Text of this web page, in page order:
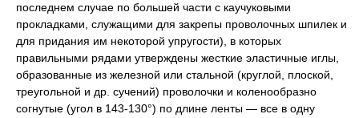
последнем случае по большей части с каучуковыми
прокладками, служащими для закрепы проволочных шпилек и
для придания им некоторой упругости), в которых
правильными рядами утверждены жесткие эластичные иглы,
образованные из железной или стальной (круглой, плоской,
треугольной и др. сучений) проволочки и коленообразно
согнутые (угол в 143-130°) по длине ленты — все в одну